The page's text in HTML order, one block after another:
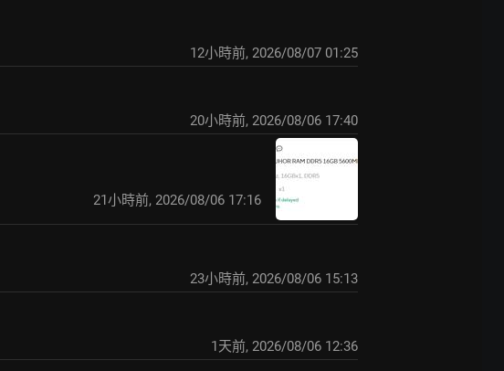
12小時前, 2026/08/07 01:25
20小時前, 2026/08/06 17:40
21小時前, 2026/08/06 17:16
23小時前, 2026/08/06 15:13
1天前, 2026/08/06 12:36